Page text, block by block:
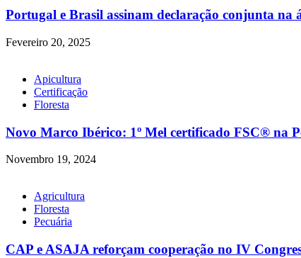
Portugal e Brasil assinam declaração conjunta na
Fevereiro 20, 2025
Apicultura
Certificação
Floresta
Novo Marco Ibérico: 1º Mel certificado FSC® na
Novembro 19, 2024
Agricultura
Floresta
Pecuária
CAP e ASAJA reforçam cooperação no IV